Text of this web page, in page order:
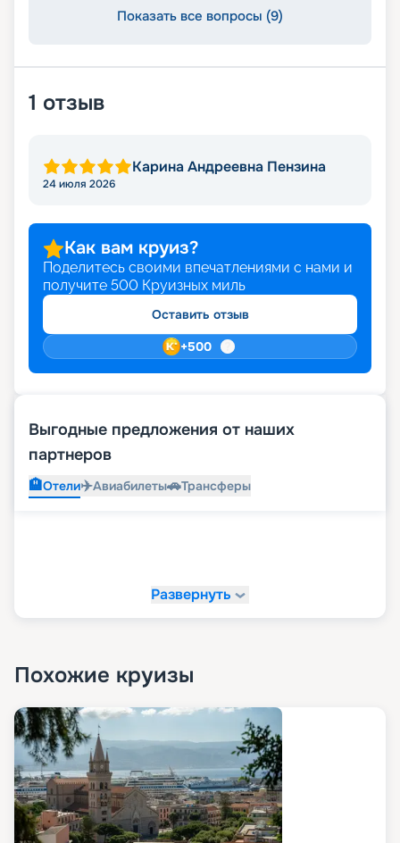
Показать все вопросы (9)
1 отзыв
Карина Андреевна Пензина
24 июля 2026
Как вам круиз?
Поделитесь своими впечатлениями с нами и
получите 500 Круизных миль
Оставить отзыв
+500
Выгодные предложения от наших
партнеров
🏨Отели✈️Авиабилеты🚗Трансферы
Развернуть
Похожие круизы